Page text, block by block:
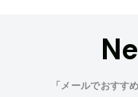
「メールでおすす